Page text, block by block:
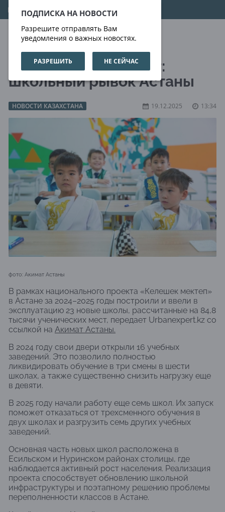
ПОДПИСКА НА НОВОСТИ
Разрешите отправлять Вам
уведомления о важных новостях.
РАЗРЕШИТЬ НЕ СЕЙЧАС
09.08.2026 02:19:04
Почти 85 тысяч мест:
школьный рывок Астаны
НОВОСТИ КАЗАХСТАНА 19.12.2025 13:34
фото: Акимат Астаны
В рамках национального проекта «Келешек мектеп»
в Астане за 2024–2025 годы построили и ввели в
эксплуатацию 23 новые школы, рассчитанные на 84,8
тысячи ученических мест, передает Urbanexpert.kz со
ссылкой на Акимат Астаны.
В 2024 году свои двери открыли 16 учебных
заведений. Это позволило полностью
ликвидировать обучение в три смены в шести
школах, а также существенно снизить нагрузку еще
в девяти.
В 2025 году начали работу еще семь школ. Их запуск
поможет отказаться от трехсменного обучения в
двух школах и разгрузить семь других учебных
заведений.
Основная часть новых школ расположена в
Есильском и Нуринском районах столицы, где
наблюдается активный рост населения. Реализация
проекта способствует обновлению школьной
инфраструктуры и поэтапному решению проблемы
переполненности классов в Астане.